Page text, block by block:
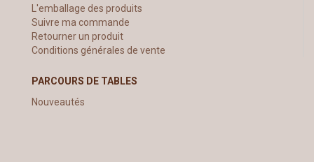
L'emballage des produits
Suivre ma commande
Retourner un produit
Conditions générales de vente
PARCOURS DE TABLES
Nouveautés